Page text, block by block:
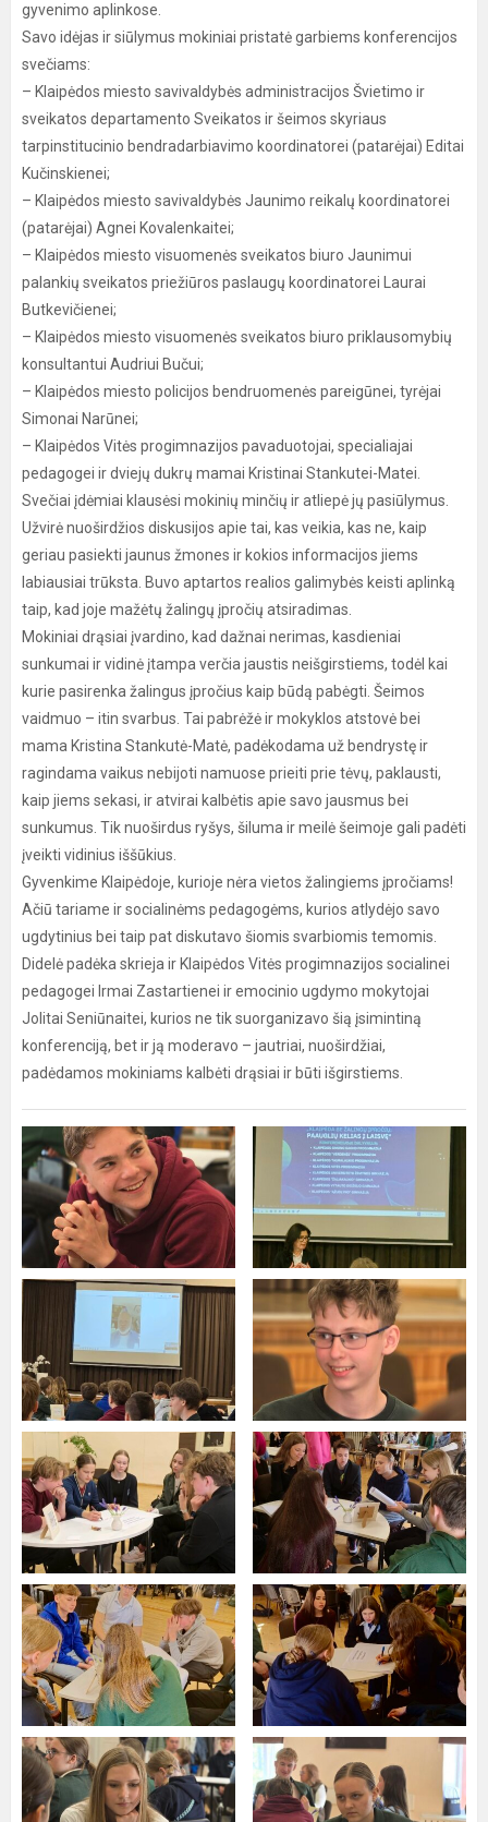
gyvenimo aplinkose.
Savo idėjas ir siūlymus mokiniai pristatė garbiems konferencijos
svečiams:
– Klaipėdos miesto savivaldybės administracijos Švietimo ir
sveikatos departamento Sveikatos ir šeimos skyriaus
tarpinstitucinio bendradarbiavimo koordinatorei (patarėjai) Editai
Kučinskienei;
– Klaipėdos miesto savivaldybės Jaunimo reikalų koordinatorei
(patarėjai) Agnei Kovalenkaitei;
– Klaipėdos miesto visuomenės sveikatos biuro Jaunimui
palankių sveikatos priežiūros paslaugų koordinatorei Laurai
Butkevičienei;
– Klaipėdos miesto visuomenės sveikatos biuro priklausomybių
konsultantui Audriui Bučui;
– Klaipėdos miesto policijos bendruomenės pareigūnei, tyrėjai
Simonai Narūnei;
– Klaipėdos Vitės progimnazijos pavaduotojai, specialiajai
pedagogei ir dviejų dukrų mamai Kristinai Stankutei-Matei.
Svečiai įdėmiai klausėsi mokinių minčių ir atliepė jų pasiūlymus.
Užvirė nuoširdžios diskusijos apie tai, kas veikia, kas ne, kaip
geriau pasiekti jaunus žmones ir kokios informacijos jiems
labiausiai trūksta. Buvo aptartos realios galimybės keisti aplinką
taip, kad joje mažėtų žalingų įpročių atsiradimas.
Mokiniai drąsiai įvardino, kad dažnai nerimas, kasdieniai
sunkumai ir vidinė įtampa verčia jaustis neišgirstiems, todėl kai
kurie pasirenka žalingus įpročius kaip būdą pabėgti. Šeimos
vaidmuo – itin svarbus. Tai pabrėžė ir mokyklos atstovė bei
mama Kristina Stankutė-Matė, padėkodama už bendrystę ir
ragindama vaikus nebijoti namuose prieiti prie tėvų, paklausti,
kaip jiems sekasi, ir atvirai kalbėtis apie savo jausmus bei
sunkumus. Tik nuoširdus ryšys, šiluma ir meilė šeimoje gali padėti
įveikti vidinius iššūkius.
Gyvenkime Klaipėdoje, kurioje nėra vietos žalingiems įpročiams!
Ačiū tariame ir socialinėms pedagogėms, kurios atlydėjo savo
ugdytinius bei taip pat diskutavo šiomis svarbiomis temomis.
Didelė padėka skrieja ir Klaipėdos Vitės progimnazijos socialinei
pedagogei Irmai Zastartienei ir emocinio ugdymo mokytojai
Jolitai Seniūnaitei, kurios ne tik suorganizavo šią įsimintiną
konferenciją, bet ir ją moderavo – jautriai, nuoširdžiai,
padėdamos mokiniams kalbėti drąsiai ir būti išgirstiems.